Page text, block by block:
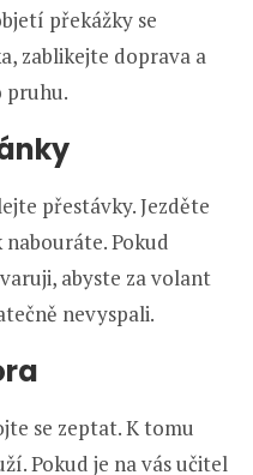
překážky se
zablikejte doprava a
pruhu.
přestávky. Jezděte
Pokud
abyste za volant
nevyspali.
se zeptat. K tomu
Pokud je na vás učitel